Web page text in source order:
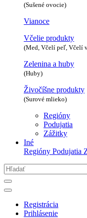
(Sušené ovocie)
Vianoce
Včelie produkty
(Med, Včelí peľ, Včelí
Zelenina a huby
(Huby)
Živočíšne produkty
(Surové mlieko)
Regióny
Podujatia
Zážitky
Iné
Regióny Podujatia
Registrácia
Prihlásenie